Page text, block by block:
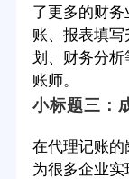
了更多的财
账、报表填
划、财务分
账师。
小标题三：
在代理记账
为很多企业